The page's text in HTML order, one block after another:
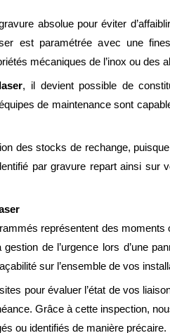
absolue pour éviter
est paramétrée avec une
mécaniques de l’inox ou des
, il devient possible de
de maintenance sont
des stocks de rechange,
par gravure repart ainsi
représentent des
de l’urgence lors d’une
sur l’ensemble de vos
pour évaluer l’état de vos
Grâce à cette inspection,
ou identifiés de manière précaire.